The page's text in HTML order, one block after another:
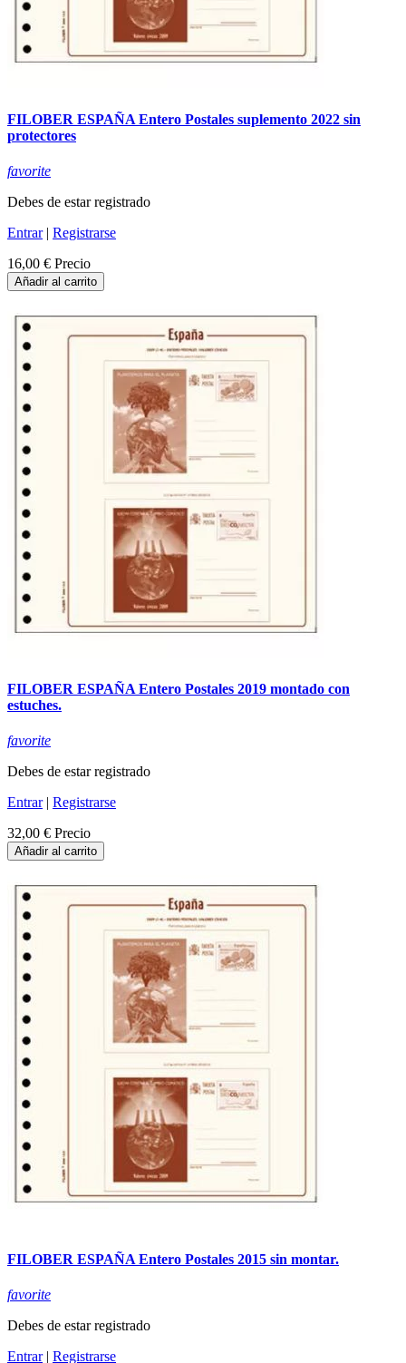
FILOBER ESPAÑA Entero Postales suplemento 2022 sin
protectores
favorite
Debes de estar registrado
Entrar| Registrarse
16,00 € Precio
Añadir al carrito
FILOBER ESPAÑA Entero Postales 2019 montado con
estuches.
favorite
Debes de estar registrado
Entrar| Registrarse
32,00 € Precio
Añadir al carrito
FILOBER ESPAÑA Entero Postales 2015 sin montar.
favorite
Debes de estar registrado
Entrar| Registrarse